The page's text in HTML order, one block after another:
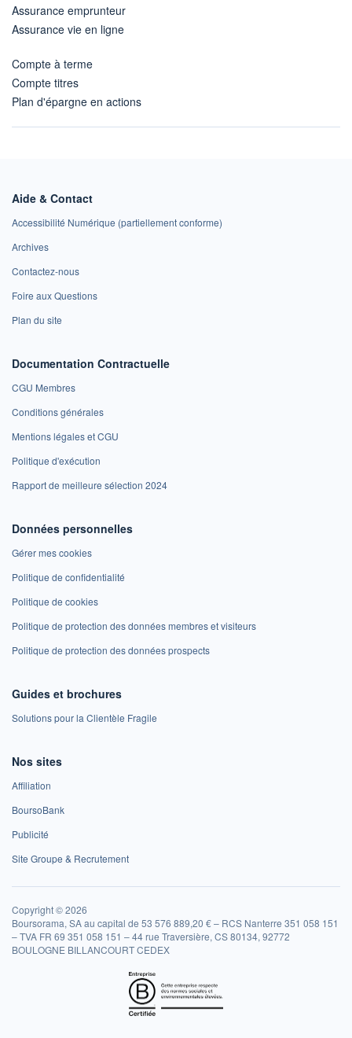
Assurance emprunteur
Assurance vie en ligne
Compte à terme
Compte titres
Plan d'épargne en actions
Aide & Contact
Accessibilité Numérique (partiellement conforme)
Archives
Contactez-nous
Foire aux Questions
Plan du site
Documentation Contractuelle
CGU Membres
Conditions générales
Mentions légales et CGU
Politique d'exécution
Rapport de meilleure sélection 2024
Données personnelles
Gérer mes cookies
Politique de confidentialité
Politique de cookies
Politique de protection des données membres et visiteurs
Politique de protection des données prospects
Guides et brochures
Solutions pour la Clientèle Fragile
Nos sites
Affiliation
BoursoBank
Publicité
Site Groupe & Recrutement
Copyright © 2026
Boursorama, SA au capital de 53 576 889,20 € – RCS Nanterre 351 058 151
– TVA FR 69 351 058 151 – 44 rue Traversière, CS 80134, 92772
BOULOGNE BILLANCOURT CEDEX